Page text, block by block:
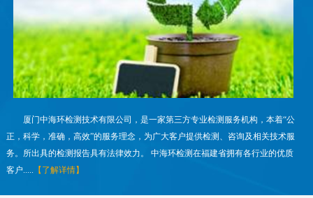
厦门中海环检测技术有限公司，是一家第三方专业检测服务机构，本着“公
正，科学，准确，高效”的服务理念，为广大客户提供检测、咨询及相关技术服
务。所出具的检测报告具有法律效力。 中海环检测在福建省拥有各行业的优质
客户..... 【了解详情】